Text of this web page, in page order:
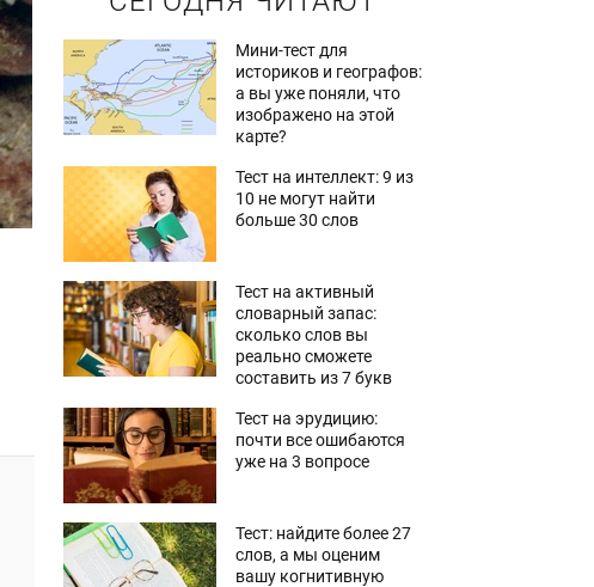
Мини-тест для
историков и географов:
а вы уже поняли, что
изображено на этой
карте?
Тест на интеллект: 9 из
10 не могут найти
больше 30 слов
Тест на активный
словарный запас:
сколько слов вы
реально сможете
составить из 7 букв
Тест на эрудицию:
почти все ошибаются
уже на 3 вопросе
Тест: найдите более 27
слов, а мы оценим
вашу когнитивную